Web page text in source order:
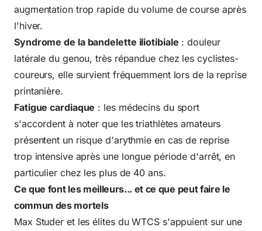
augmentation trop rapide du volume de course après
l'hiver.
Syndrome de la bandelette iliotibiale : douleur
latérale du genou, très répandue chez les cyclistes-
coureurs, elle survient fréquemment lors de la reprise
printanière.
Fatigue cardiaque : les médecins du sport
s'accordent à noter que les triathlètes amateurs
présentent un risque d'arythmie en cas de reprise
trop intensive après une longue période d'arrêt, en
particulier chez les plus de 40 ans.
Ce que font les meilleurs... et ce que peut faire le
commun des mortels
Max Studer et les élites du WTCS s'appuient sur une